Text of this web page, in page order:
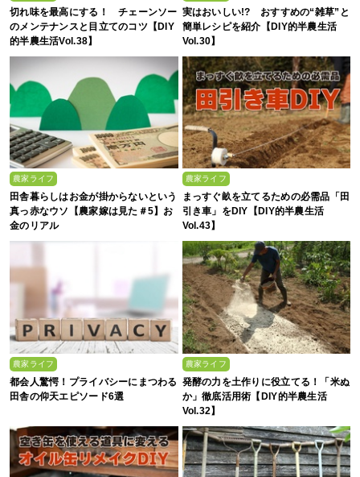
切れ味を最高にする！ チェーンソー
のメンテナンスと目立てのコツ【DIY
的半農生活Vol.38】
実はおいしい!? おすすめの“雑草”と
簡単レシピを紹介【DIY的半農生活
Vol.30】
農家ライフ
田舎暮らしはお金が掛からないという
真っ赤なウソ【農家嫁は見た＃5】お
金のリアル
農家ライフ
まっすぐ畝を立てるための必需品「田
引き車」をDIY【DIY的半農生活
Vol.43】
農家ライフ
都会人驚愕！プライバシーにまつわる
田舎の仰天エピソード6選
農家ライフ
発酵の力を土作りに役立てる！「米ぬ
か」徹底活用術【DIY的半農生活
Vol.32】